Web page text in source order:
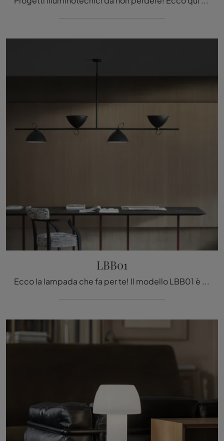
LBB01
Ecco la lampada che fa per te! Il modello LBB01 è una delle nostre lampade a sospensione di Nemo.